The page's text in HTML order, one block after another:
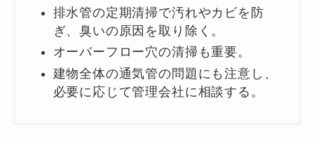
排水管の定期清掃で汚れやカビを防
ぎ、臭いの原因を取り除く。
オーバーフロー穴の清掃も重要。
建物全体の通気管の問題にも注意し、
必要に応じて管理会社に相談する。